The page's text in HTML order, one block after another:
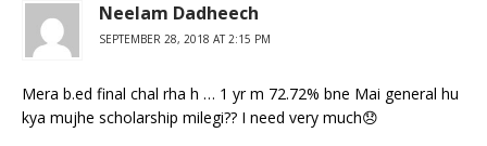
Neelam Dadheech
SEPTEMBER 28, 2018 AT 2:15 PM
Mera b.ed final chal rha h … 1 yr m 72.72% bne Mai general hu
kya mujhe scholarship milegi?? I need very much😞